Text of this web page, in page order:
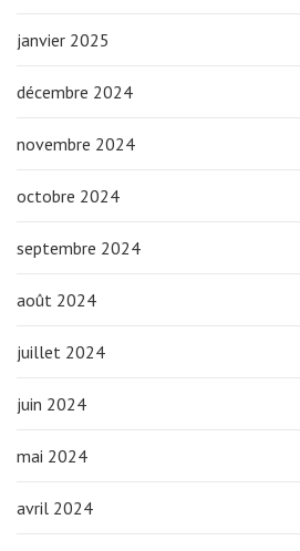
janvier 2025
décembre 2024
novembre 2024
octobre 2024
septembre 2024
août 2024
juillet 2024
juin 2024
mai 2024
avril 2024